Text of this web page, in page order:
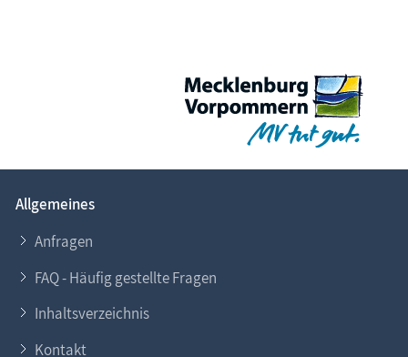
Allgemeines
Anfragen
FAQ - Häufig gestellte Fragen
Inhaltsverzeichnis
Kontakt